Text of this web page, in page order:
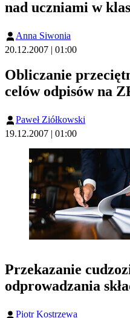
nad uczniami w
Anna Siwonia
20.12.2007 | 01:00
Obliczanie
celów odpisów na
Paweł Ziółkowski
19.12.2007 | 01:00
Przekazanie
odprowadzania
Piotr Kostrzewa